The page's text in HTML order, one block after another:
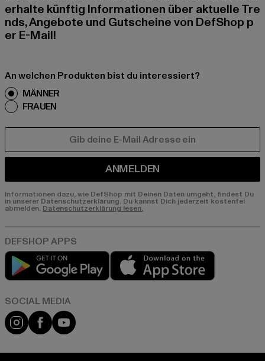
erhalte künftig Informationen über aktuelle Tre
nds, Angebote und Gutscheine von DefShop p
er E-Mail!
An welchen Produkten bist du interessiert?
MÄNNER
FRAUEN
ANMELDEN
Informationen dazu, wie DefShop mit Deinen Daten umgeht, findest Du
in unserer Datenschutzerklärung. Du kannst Dich jederzeit kostenfei
abmelden. Datenschutzerklärung lesen.
Play market
Instagram
FacebookYouTube